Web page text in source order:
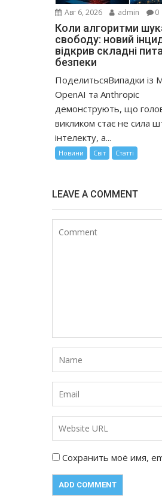
Авг 6, 2026 admin 0
Коли алгоритми
свободу: новий
відкрив складні
безпеки
ПоделитьсяВипадки із
OpenAI та Anthropic
демонструють, що
викликом стає не сила
інтелекту, а...
Новини Світ Статті
LEAVE A COMMENT
Сохранить моё имя,